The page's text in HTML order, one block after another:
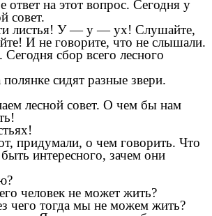
ответ на этот вопрос. Сегодня у
совет.
листья! У—у—ух! Слушайте,
И не говорите, что не слышали.
сбор всего лесного
сидят разные звери.
лесной совет. О чем бы нам
придумали, о чем говорить. Что
интересного, зачем они
человек не может жить?
чего тогда мы не можем жить?